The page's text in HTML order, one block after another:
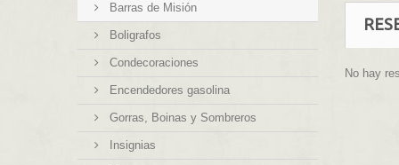
Barras de Misión
Boligrafos
Condecoraciones
Encendedores gasolina
Gorras, Boinas y Sombreros
Insignias
No hay